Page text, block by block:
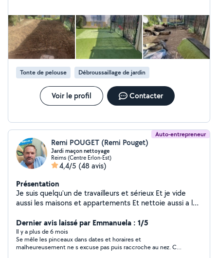
Tonte de pelouse Débroussaillage de jardin
Voir le profil Contacter
Auto-entrepreneur
Remi POUGET (Remi Pouget)
Jardi maçon nettoyage
Reims (Centre Erlon-Est)
4,4/5 (48 avis)
Présentation
Je suis quelqu'un de travailleurs et sérieux Et je vide
aussi les maisons et appartements Et nettoie aussi a l
Dernier avis laissé par Emmanuela : 1/5
Il y a plus de 6 mois
Se mêle les pinceaux dans dates et horaires et
malheureusement ne s excuse pas puis raccroche au nez. C